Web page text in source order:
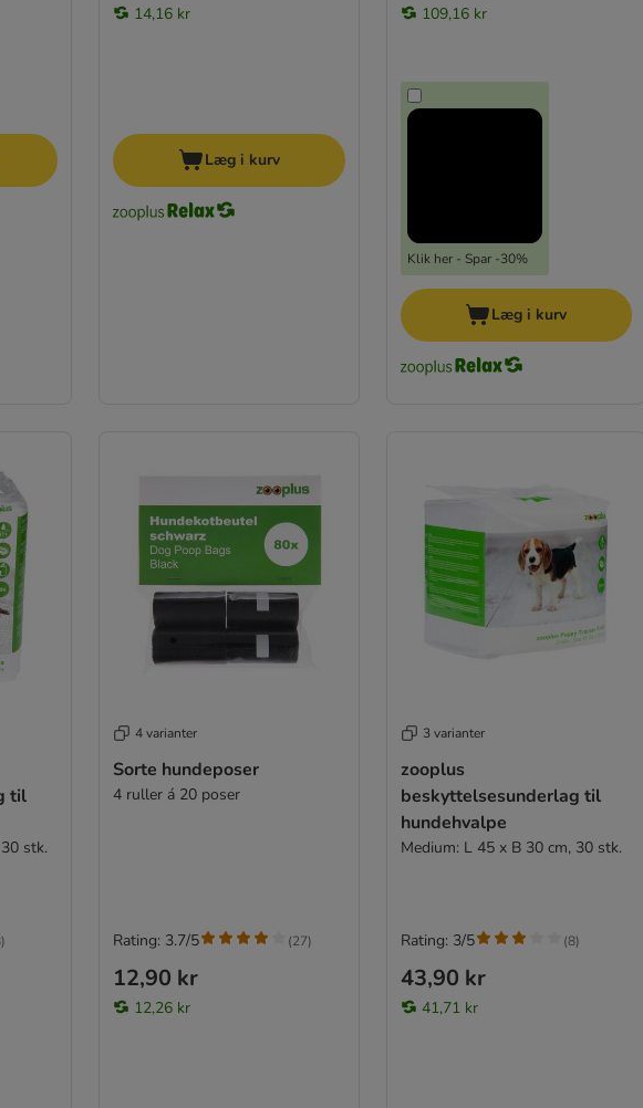
14,16 kr
Læg i kurv
109,16 kr
Klik her - Spar -30%
Læg i kurv
til
stk.
)
4 varianter
Sorte hundeposer
4 ruller á 20 poser
12,90 kr
12,26 kr
Rating: 3.7/5 (27)
3 varianter
zooplus
beskyttelsesunderlag til
hundehvalpe
Medium: L 45 x B 30 cm, 30 stk.
43,90 kr
41,71 kr
Rating: 3/5 (8)